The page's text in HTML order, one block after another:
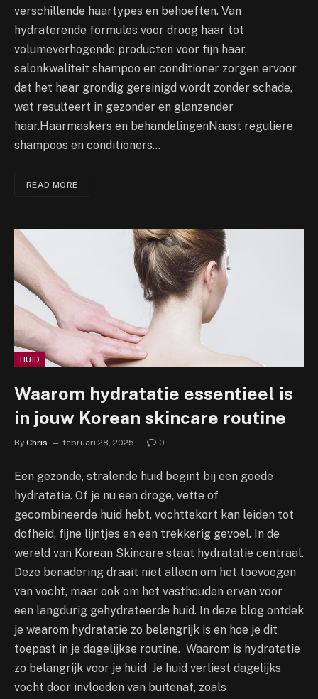
verschillende haartypes en behoeften. Van
hydraterende formules voor droog haar tot
volumeverhogende producten voor fijn haar,
salonkwaliteit shampoo en conditioner zorgen ervoor
dat het haar grondig gereinigd wordt zonder schade,
wat resulteert in gezonder en glanzender
haar.Haarmaskers en behandelingenNaast reguliere
shampoos en conditioners…
READ MORE
HUID
Waarom hydratatie essentieel is
in jouw Korean skincare routine
By Chris februari 28, 2025 0
Een gezonde, stralende huid begint bij een goede
hydratatie. Of je nu een droge, vette of
gecombineerde huid hebt, vochttekort kan leiden tot
dofheid, fijne lijntjes en een trekkerig gevoel. In de
wereld van Korean Skincare staat hydratatie centraal.
Deze benadering draait niet alleen om het toevoegen
van vocht, maar ook om het vasthouden ervan voor
een langdurig gehydrateerde huid. In deze blog ontdek
je waarom hydratatie zo belangrijk is en hoe je dit
toepast in je dagelijkse routine. Waarom is hydratatie
zo belangrijk voor je huid Je huid verliest dagelijks
vocht door invloeden van buitenaf, zoals